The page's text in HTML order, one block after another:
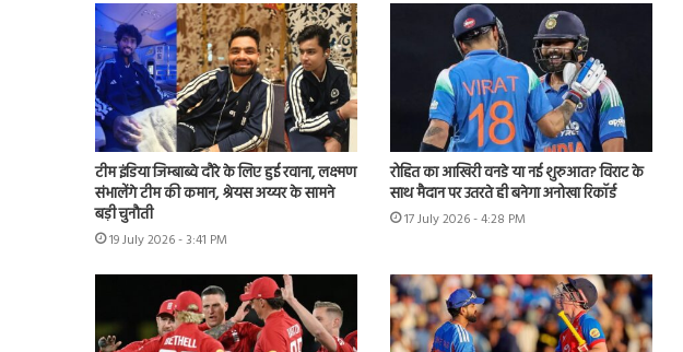
टीम इंडिया जिम्बाब्वे दौरे के लिए हुई रवाना, लक्ष्मण
संभालेंगे टीम की कमान, श्रेयस अय्यर के सामने
बड़ी चुनौती
19 July 2026 - 3:41 PM
रोहित का आखिरी वनडे या नई शुरुआत? विराट के
साथ मैदान पर उतरते ही बनेगा अनोखा रिकॉर्ड
17 July 2026 - 4:28 PM